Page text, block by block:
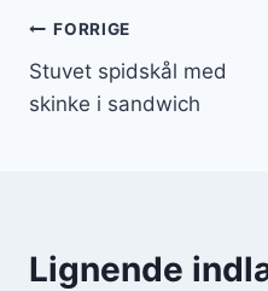
FORRIGE
Stuvet spidskål med
skinke i sandwich
Lignende